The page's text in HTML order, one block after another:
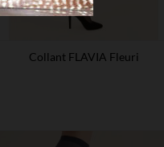
Collant FLAVIA Fleuri